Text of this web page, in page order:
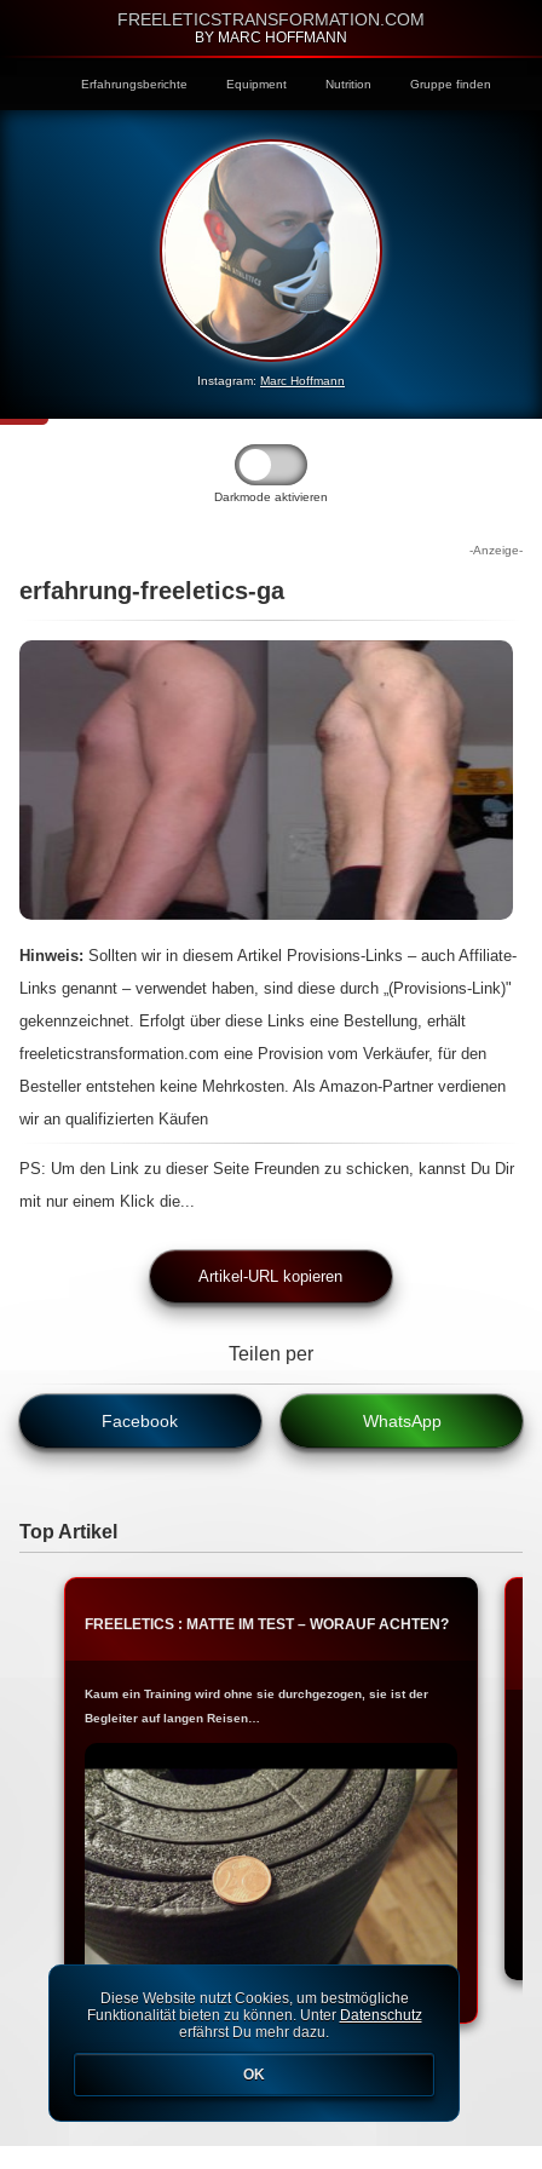
FREELETICSTRANSFORMATION.COM
BY MARC HOFFMANN
Erfahrungsberichte Equipment Nutrition Gruppe finden
Instagram: Marc Hoffmann
Darkmode aktivieren
-Anzeige-
erfahrung-freeletics-ga
Hinweis: Sollten wir in diesem Artikel Provisions-Links – auch Affiliate-
Links genannt – verwendet haben, sind diese durch „(Provisions-Link)"
gekennzeichnet. Erfolgt über diese Links eine Bestellung, erhält
freeleticstransformation.com eine Provision vom Verkäufer, für den
Besteller entstehen keine Mehrkosten. Als Amazon-Partner verdienen
wir an qualifizierten Käufen
PS: Um den Link zu dieser Seite Freunden zu schicken, kannst Du Dir
mit nur einem Klick die...
Artikel-URL kopieren
Teilen per
Facebook WhatsApp
Top Artikel
FREELETICS : MATTE IM TEST – WORAUF ACHTEN?
Kaum ein Training wird ohne sie durchgezogen, sie ist der
Begleiter auf langen Reisen…
Diese Website nutzt Cookies, um bestmögliche
Funktionalität bieten zu können. Unter Datenschutz
erfährst Du mehr dazu.
OK